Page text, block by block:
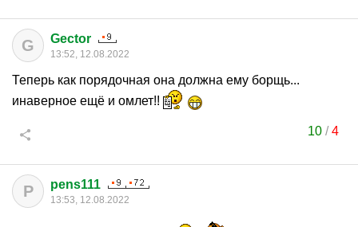
G Gector
13:52, 12.08.2022
Теперь как порядочная она должна ему борщь...
инаверное ещё и омлет!!
10 /4
P pens111
13:53, 12.08.2022